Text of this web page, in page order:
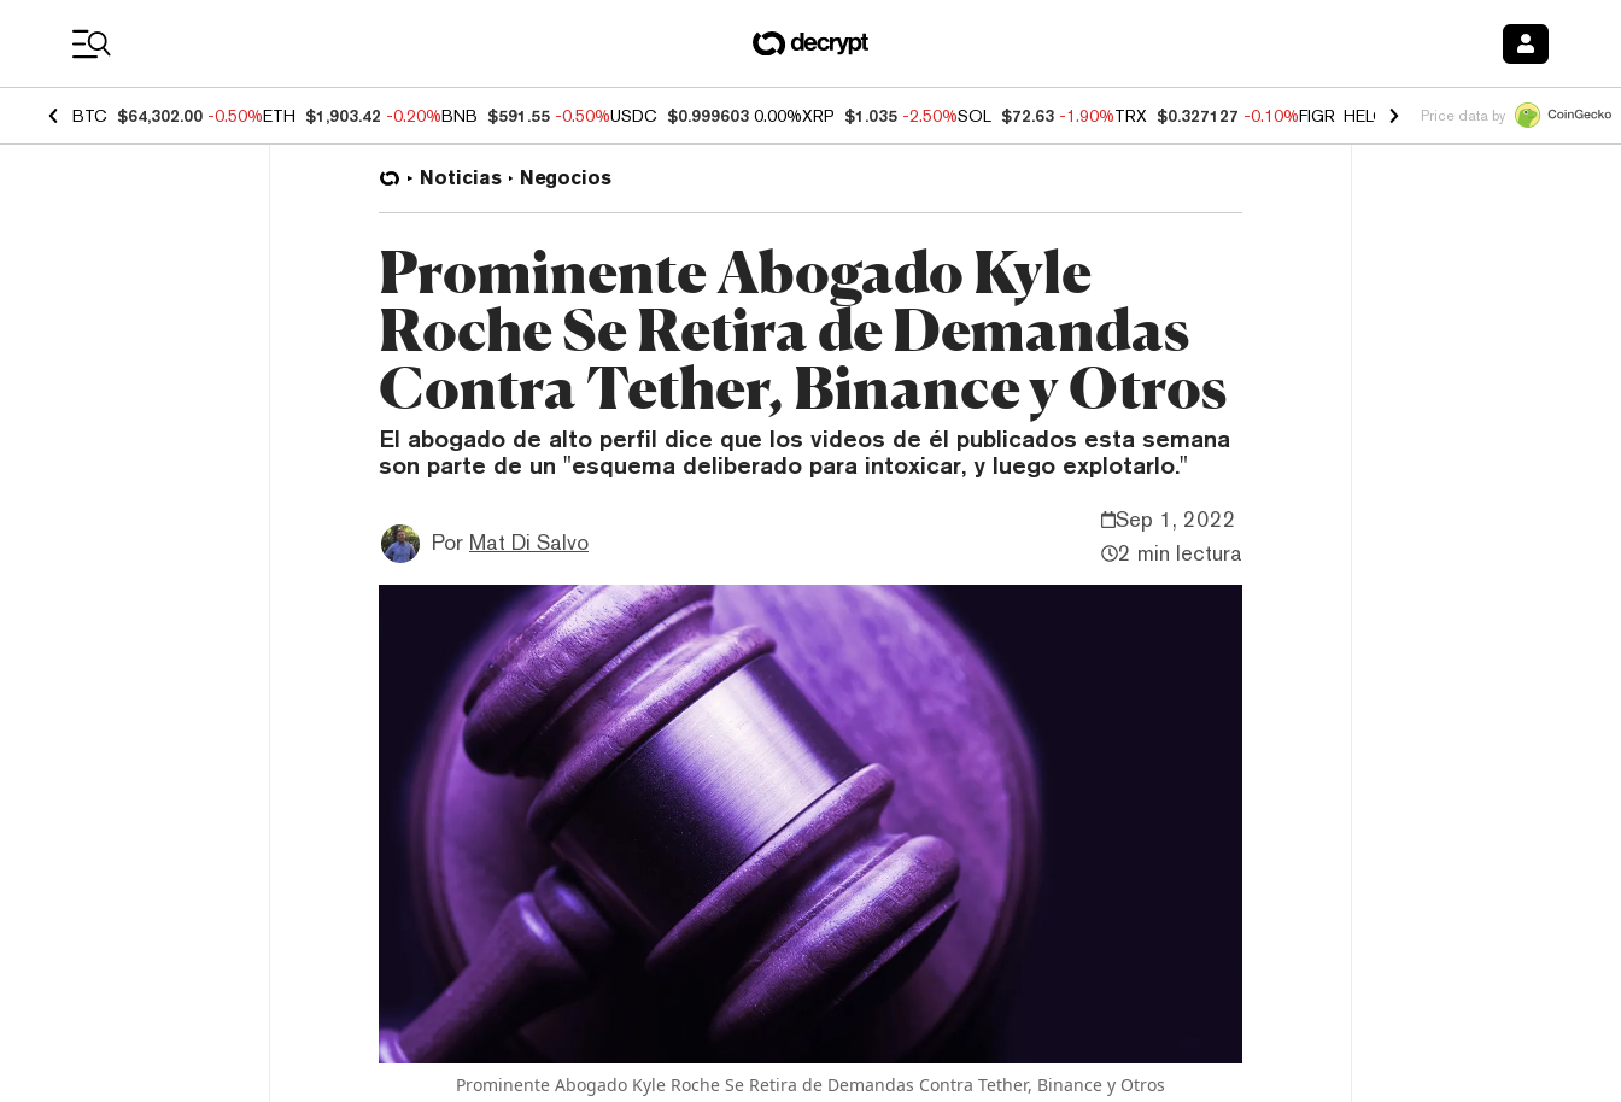
BTC $64,302.00 -0.50%ETH $1,903.42 -0.20%BNB $591.55 -0.50%USDC $0.999603 0.00%XRP $1.035 -2.50%SOL $72.63 -1.90%TRX $0.327127 -0.10%FIGR_HELOC $1.016 -3.00%HYPE
Price data by
Noticias Negocios
Prominente Abogado Kyle
Roche Se Retira de Demandas
Contra Tether, Binance y Otros
El abogado de alto perfil dice que los videos de él publicados esta semana
son parte de un "esquema deliberado para intoxicar, y luego explotarlo."
Por Mat Di Salvo
Sep 1, 2022
2 min lectura
Prominente Abogado Kyle Roche Se Retira de Demandas Contra Tether, Binance y Otros